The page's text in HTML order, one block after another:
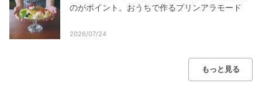
のがポイント。おうちで作るプリンアラモード
2026/07/24
もっと見る